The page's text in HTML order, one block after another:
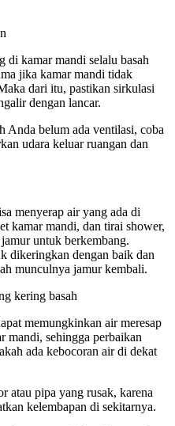
kamar mandi selalu basah
jika kamar mandi tidak
dari itu, pastikan sirkulasi
dengan lancar.
Anda belum ada ventilasi, coba
udara keluar ruangan dan
menyerap air yang ada di
kamar mandi, dan tirai shower,
untuk berkembang.
dikeringkan dengan baik dan
munculnya jamur kembali.
kering basah
memungkinkan air meresap
mandi, sehingga perbaikan
ada kebocoran air di dekat
atau pipa yang rusak, karena
kelembapan di sekitarnya.